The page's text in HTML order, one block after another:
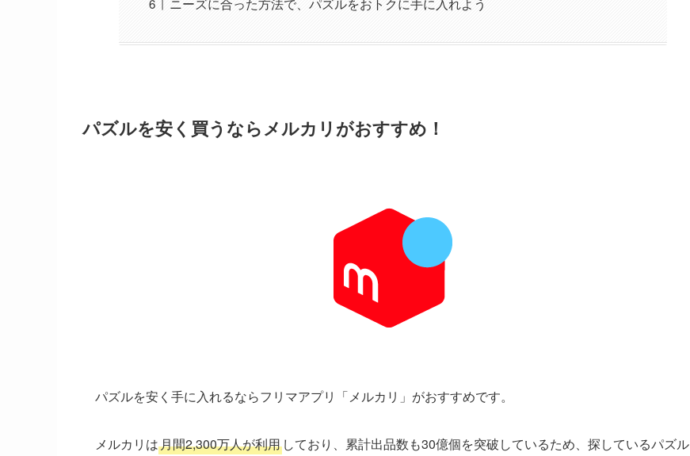
パズルを安く買うならメルカリがおすすめ！
パズルを安く手に入れるならフリマアプリ「メルカリ」がおすすめです。
メルカリは月間2,300万人が利用 しており、累計出品数も30億個を突破しているため、探しているパズル